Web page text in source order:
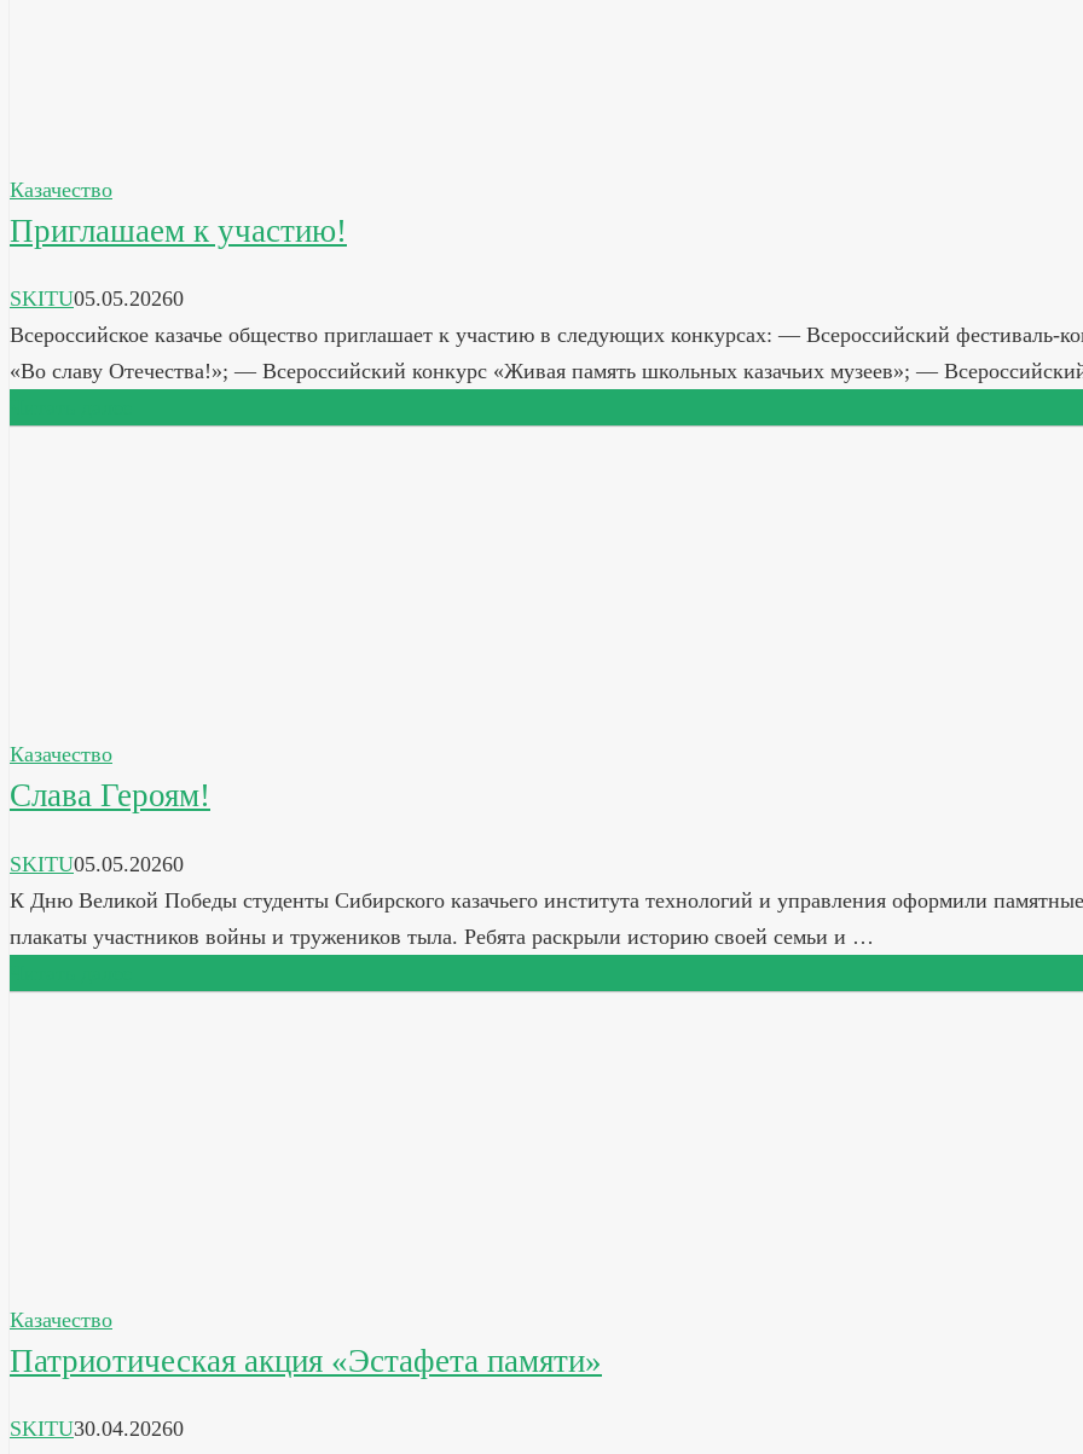
Казачество
Приглашаем к участию!
SKITU05.05.20260
Всероссийское казачье общество приглашает к участию в следующих конкурсах: — Всероссийский фестиваль-
«Во славу Отечества!»; — Всероссийский конкурс «Живая память школьных казачьих музеев»; —
Казачество
Слава Героям!
SKITU05.05.20260
К Дню Великой Победы студенты Сибирского казачьего института технологий и управления оформили памятные
плакаты участников войны и тружеников тыла. Ребята раскрыли историю своей семьи и …
Казачество
Патриотическая акция «Эстафета памяти»
SKITU30.04.20260